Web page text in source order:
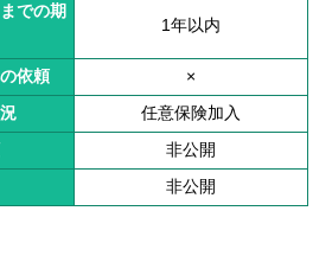
での期
1年以内
依頼 ×
任意保険加入
非公開
非公開